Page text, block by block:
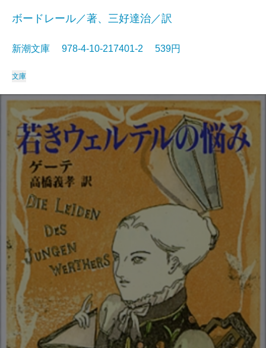
ボードレール／著、三好達治／訳
新潮文庫 978-4-10-217401-2 539円
文庫